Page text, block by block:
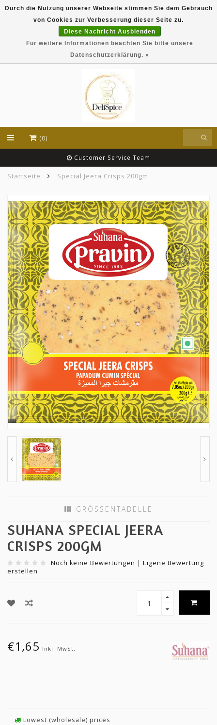
DeliSpice is your online Indian grocery shop with
exclusive brands like Daawat, Suhana, DeliSpice
and many more !!!
(0)
Customer Service Team
Startseite Special Jeera Crisps 200gm
GRÖSSENTABELLE
SUHANA SPECIAL JEERA
CRISPS 200GM
Noch keine Bewertungen | Eigene Bewertung
erstellen
€1,65 Inkl. MwSt.
Lowest (wholesale) prices
Durch die Nutzung unserer Webseite stimmen Sie dem Gebrauch
von Cookies zur Verbesserung dieser Seite zu.
Diese Nachricht Ausblenden
Für weitere Informationen beachten Sie bitte unsere
Datenschutzerklärung. »